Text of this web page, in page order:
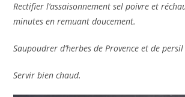
Rectifier l’assaisonnement sel poivre et
minutes en remuant doucement.
Saupoudrer d’herbes de Provence et de persil
Servir bien chaud.